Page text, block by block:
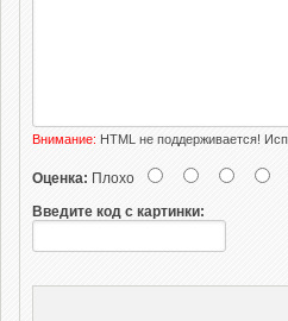
Внимание: HTML не поддерживается!
Оценка: Плохо
Введите код с картинки: